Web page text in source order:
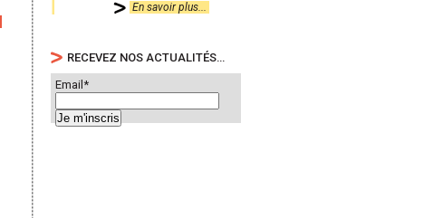
En savoir plus...
RECEVEZ NOS ACTUALITÉS…
Email*